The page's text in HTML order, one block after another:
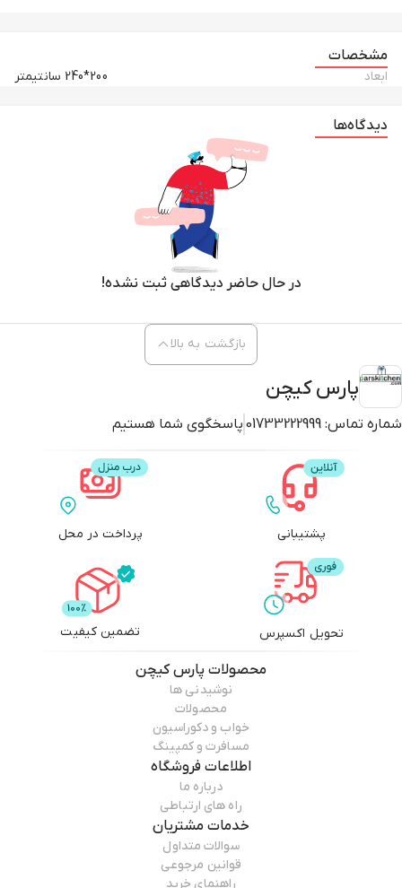
مشخصات
ابعاد 200*240 سانتیمتر
دیدگاه‌ها
در حال حاضر دیدگاهی ثبت نشده!
پارس کیچن
شماره تماس: 01733222999 پاسخگوی شما هستیم
بازگشت به بالا
پشتیبانی پرداخت در محل
تحویل اکسپرس تضمین کیفیت
محصولات پارس کیچن
نوشیدنی ها
محصولات
خواب و دکوراسیون
مسافرت و کمپینگ
اطلاعات فروشگاه
درباره ما
راه های ارتباطی
خدمات مشتریان
سوالات متداول
قوانین مرجوعی
راهنمای خرید